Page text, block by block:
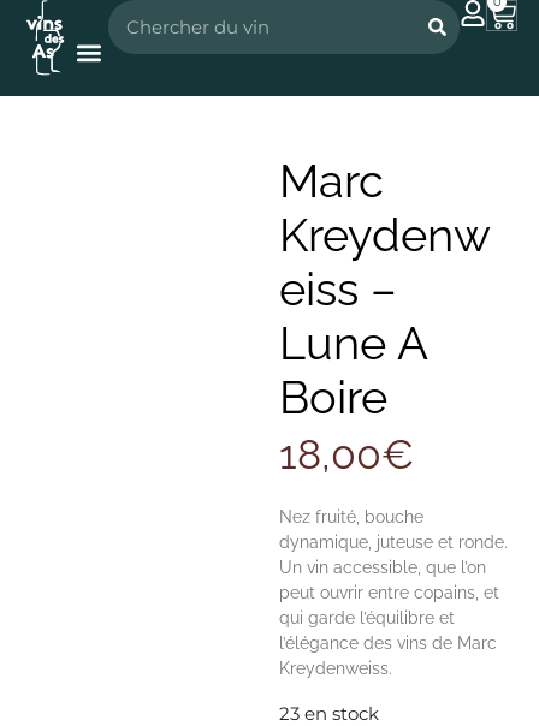
Marc
Kreydenw
eiss –
Lune A
Boire
18,00€
Nez fruité, bouche
dynamique, juteuse et ronde.
Un vin accessible, que l’on
peut ouvrir entre copains, et
qui garde l’équilibre et
l’élégance des vins de Marc
Kreydenweiss.
23 en stock